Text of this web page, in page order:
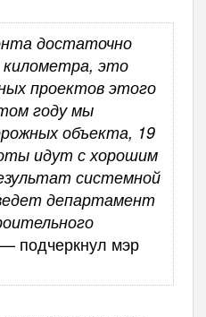
достаточно
это
проектов этого
году мы
объекта, 19
идут с хорошим
системной
департамент
— подчеркнул мэр